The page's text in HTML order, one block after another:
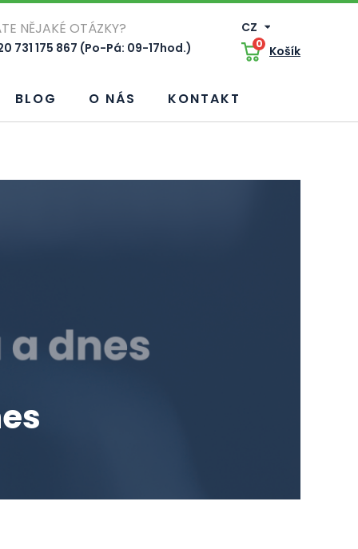
NĚJAKÉ OTÁZKY?
731 175 867 (Po-Pá: 09-17hod.)
CZ
0 Košík
BLOG O NÁS KONTAKT